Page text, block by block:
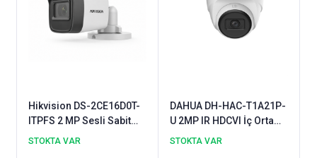
Hikvision DS-2CE16D0T-
ITPFS 2 MP Sesli Sabit
Lensli Mini Bullet Kamera
STOKTA VAR
DAHUA DH-HAC-T1A21P-
U 2MP IR HDCVI İç Ortam
Dome Kamera
STOKTA VAR